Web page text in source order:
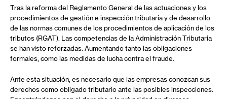
Tras la reforma del Reglamento General de las actuaciones y los
procedimientos de gestión e inspección tributaria y de desarrollo
de las normas comunes de los procedimientos de aplicación de los
tributos (RGAT). Las competencias de la Administración Tributaria
se han visto reforzadas. Aumentando tanto las obligaciones
formales, como las medidas de lucha contra el fraude.
Ante esta situación, es necesario que las empresas conozcan sus
derechos como obligado tributario ante las posibles inspecciones.